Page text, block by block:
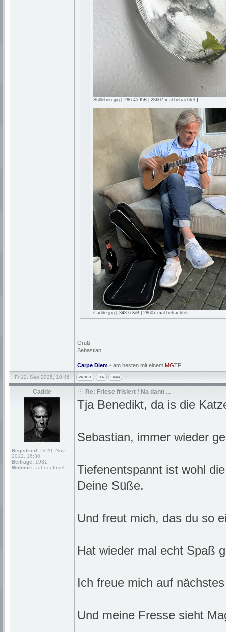
Stillleben.jpg [ 286.45 KiB | 28607-mal betrachtet ]
Cadde.jpg [ 343.6 KiB | 28607-mal betrachtet ]
Gruß
Sebastian
Carpe Diem - am besten mit einem MGTF
Fr 12. Sep 2025, 10:46
Cadde
Registriert: Di 20. Nov
2012, 16:30
Beiträge: 1931
Wohnort: auf ner Insel ...
Re: Friese frisiert ! Na dann ...
Tja Benedikt, da is die
Sebastian, immer wieder
Tiefenentspannt ist wohl
Deine Süße.
Und freut mich, das du so
Hat wieder mal echt Spaß
Ich freue mich auf
Und meine Fresse sieht